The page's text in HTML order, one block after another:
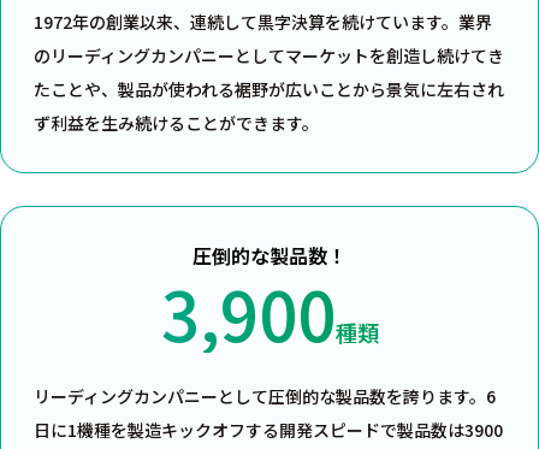
1972年の創業以来、連続して黒字決算を続けています。業界
のリーディングカンパニーとしてマーケットを創造し続けてき
たことや、製品が使われる裾野が広いことから景気に左右され
ず利益を生み続けることができます。
圧倒的な製品数！
3,900種類
リーディングカンパニーとして圧倒的な製品数を誇ります。6
日に1機種を製造キックオフする開発スピードで製品数は3900